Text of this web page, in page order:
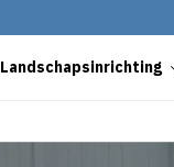
Landschapsinrichting